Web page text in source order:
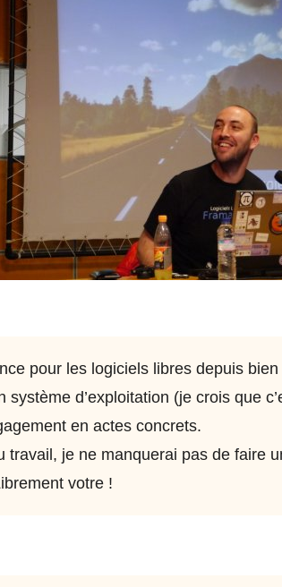
pour les logiciels libres depuis bien
système d’exploitation (je crois que
en actes concrets.
travail, je ne manquerai pas de faire
votre !